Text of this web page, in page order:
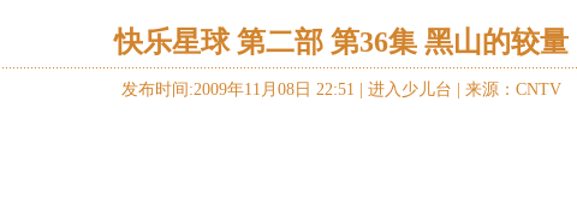
快乐星球 第二部 第36集 黑山的较量
发布时间:2009年11月08日 22:51 | 进入少儿台 来源：CNTV